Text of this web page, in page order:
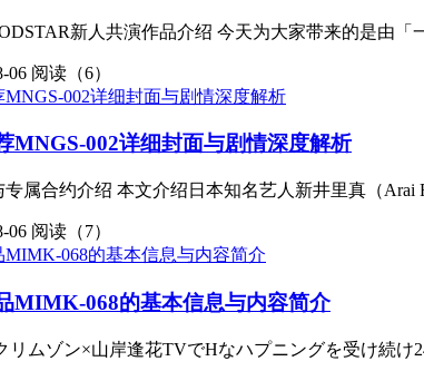
新人共演作品介绍 今天为大家带来的是由
06 阅读（6）
MNGS-002详细封面与剧情深度解析
属合约介绍 本文介绍日本知名艺人新井里真（
06 阅读（7）
MIMK-068的基本信息与内容简介
リムゾン×山岸逢花TVでHなハプニングを受け続